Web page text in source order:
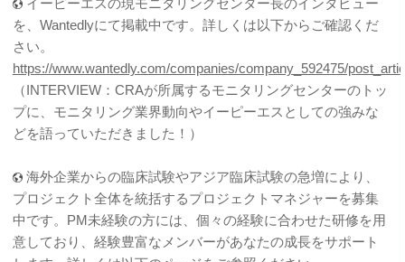
を、Wantedlyにて掲載中です。詳しくは以下からご確認くだ
さい。
https://www.wantedly.com/companies/company_592475/
（INTERVIEW：CRAが所属するモニタリングセンターのトッ
プに、モニタリング業界動向やイーピーエスとしての強みな
どを語っていただきました！）
海外企業からの臨床試験やアジア臨床試験の急増により、
プロジェクト全体を統括するプロジェクトマネジャーを募集
中です。PM未経験の方には、個々の経験に合わせた研修を用
意しており、経験豊富なメンバーがあなたの成長をサポート